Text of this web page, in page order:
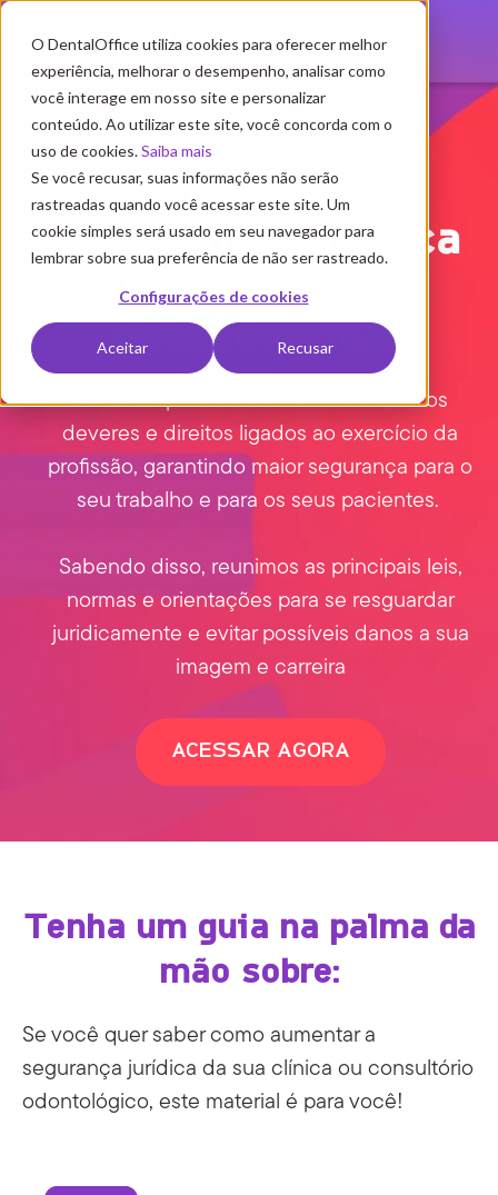
O DentalOffice utiliza cookies para oferecer melhor
experiência, melhorar o desempenho, analisar como
você interage em nosso site e personalizar
conteúdo. Ao utilizar este site, você concorda com o
uso de cookies.Saiba mais
Se você recusar, suas informações não serão
rastreadas quando você acessar este site. Um
cookie simples será usado em seu navegador para
lembrar sobre sua preferência de não ser rastreado.
Configurações de cookies
Aceitar Recusar
Checklist da
segurança jurídica
para clínicas
odontológicas
Dentistas podem e devem conhecer os
deveres e direitos ligados ao exercício da
profissão, garantindo maior segurança para o
seu trabalho e para os seus pacientes.
Sabendo disso, reunimos as principais leis,
normas e orientações para se resguardar
juridicamente e evitar possíveis danos a sua
imagem e carreira
ACESSAR AGORA
Tenha um guia na palma da
mão sobre:
Se você quer saber como aumentar a
segurança jurídica da sua clínica ou consultório
odontológico, este material é para você!